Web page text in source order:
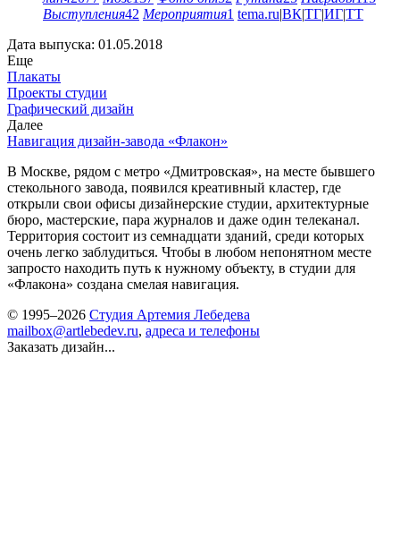
Выступления42 Мероприятия1 tema.ru|ВК|ТГ|ИГ|ТТ
Дата выпуска: 01.05.2018
Еще
Плакаты
Проекты студии
Графический дизайн
Далее
Навигация дизайн-завода «Флакон»
В Москве, рядом с метро «Дмитровская», на месте бывшего
стекольного завода, появился креативный кластер, где
открыли свои офисы дизайнерские студии, архитектурные
бюро, мастерские, пара журналов и даже один телеканал.
Территория состоит из семнадцати зданий, среди которых
очень легко заблудиться. Чтобы в любом непонятном месте
запросто находить путь к нужному объекту, в студии для
«Флакона» создана смелая навигация.
© 1995–2026 Студия Артемия Лебедева
mailbox@artlebedev.ru, адреса и телефоны
Заказать дизайн...